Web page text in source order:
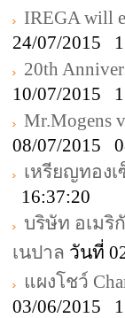
IREGA will
24/07/2015
20th
10/07/2015
Mr.Mogens
08/07/2015
เหรียญทอง
16:37:20
บริษัท อเมริ
เนปาล วันที่
แผงโชว์
03/06/2015